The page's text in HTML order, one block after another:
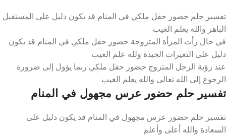
تفسير حلم حضور حفل ملكي في المنام قد يكون دليل على المستقبل
الباهر والله يعلم الغيب
في حال رأت المرأة المتزوجة حضور حفل ملكي في المنام قد يكون
دليل على التغيرات الجيدة ولله علم الغيب
عند رؤية الرجل المتزوج حضور حفل ملكي ربما يؤول إلى ضرورة
الرجوع إلى الله تعالى والله يعلم الغيب
تفسير حلم حضور عرس مجهول في المنام
تفسير حلم حضور عرس مجهول في المنام قد يكون دليل على
السعادة والله أعلى وأعلم